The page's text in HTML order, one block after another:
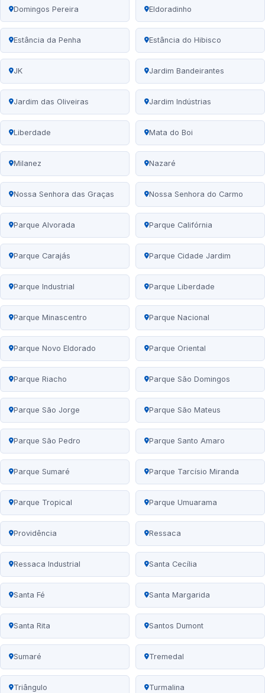
Domingos Pereira Eldoradinho
Estância da Penha Estância do Hibisco
JK Jardim Bandeirantes
Jardim das Oliveiras Jardim Indústrias
Liberdade Mata do Boi
Milanez Nazaré
Nossa Senhora das Graças Nossa Senhora do Carmo
Parque Alvorada Parque Califórnia
Parque Carajás Parque Cidade Jardim
Parque Industrial Parque Liberdade
Parque Minascentro Parque Nacional
Parque Novo Eldorado Parque Oriental
Parque Riacho Parque São Domingos
Parque São Jorge Parque São Mateus
Parque São Pedro Parque Santo Amaro
Parque Sumaré Parque Tarcísio Miranda
Parque Tropical Parque Umuarama
Providência Ressaca
Ressaca Industrial Santa Cecília
Santa Fé Santa Margarida
Santa Rita Santos Dumont
Sumaré Tremedal
Triângulo Turmalina